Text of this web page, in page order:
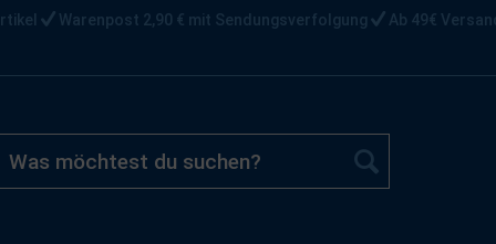
Warenpost 2,90 € mit Sendungsverfolgung Ab 49€